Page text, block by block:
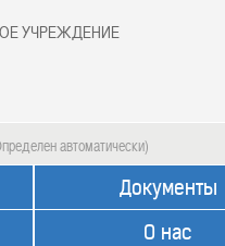
УЧРЕЖДЕНИЕ
автоматически)
Документы
О нас